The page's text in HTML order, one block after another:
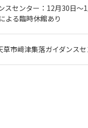
スセンター：12月30日～
よる臨時休館あり
市﨑津集落ガイダンスセ